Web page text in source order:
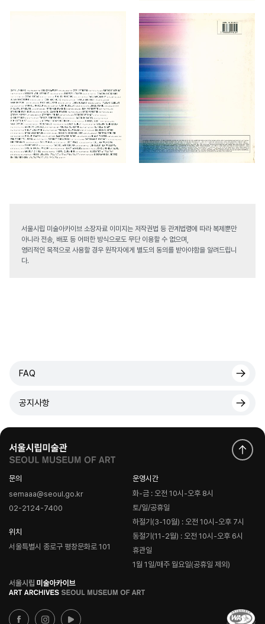
서울시립 미술아카이브 소장자료 이미지는 저작권법 등 관계법령에 따라 복제뿐만
아니라 전송, 배포 등 어떠한 방식으로도 무단 이용할 수 없으며,
영리적인 목적으로 사용할 경우 원작자에게 별도의 동의를 받아야함을 알려드립니
다.
FAQ
공지사항
문의
semaaa@seoul.go.kr
02-2124-7400
위치
서울특별시 종로구 평창문화로 101
운영시간
화-금 : 오전 10시-오후 8시
토/일/공휴일
하절기(3-10월) : 오전 10시-오후 7시
동절기(11-2월) : 오전 10시-오후 6시
휴관일
1월 1일/매주 월요일(공휴일 제외)
로
고